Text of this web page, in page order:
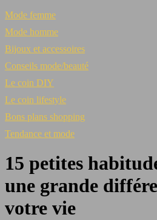
Mode femme
Mode homme
Bijoux et accessoires
Conseils mode/beauté
Le coin DIY
Le coin lifestyle
Bons plans shopping
Tendance et mode
15 petites
une grande
votre vie